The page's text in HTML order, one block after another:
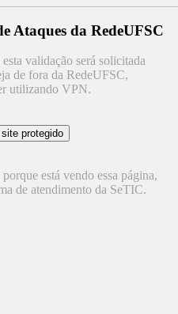
Ataques da RedeUFSC
validação será solicitada
de fora da RedeUFSC,
utilizando VPN.
está vendo essa página,
de atendimento da SeTIC.